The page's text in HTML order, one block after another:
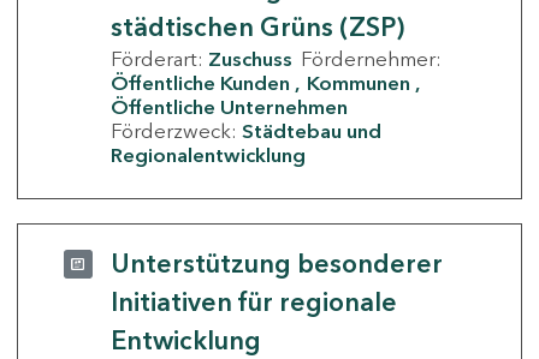
städtischen Grüns (ZSP)
Förderart: Zuschuss Fördernehmer:
Öffentliche Kunden
Kommunen
Öffentliche Unternehmen
Förderzweck: Städtebau und
Regionalentwicklung
Unterstützung besonderer
Initiativen für regionale
Entwicklung